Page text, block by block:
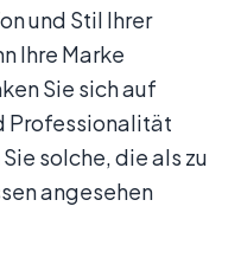
und Stil Ihrer
Ihre Marke
Sie sich auf
Professionalität
solche, die als zu
angesehen